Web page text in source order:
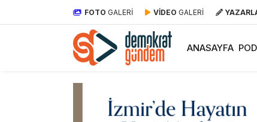
FOTO GALERİ VİDEO GALERİ
ANASAYFA